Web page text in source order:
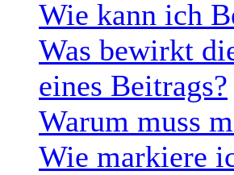
Wie kann ich
Was bewirkt
eines Beitrags?
Warum muss
Wie markiere